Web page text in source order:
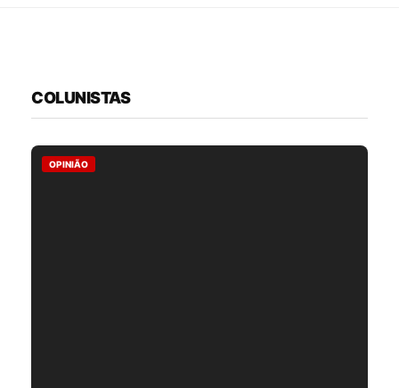
COLUNISTAS
OPINIÃO